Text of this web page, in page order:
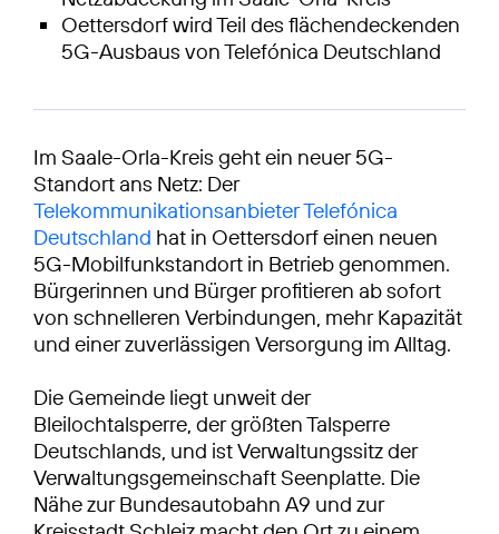
Oettersdorf wird Teil des flächendeckenden
5G-Ausbaus von Telefónica Deutschland
Im Saale-Orla-Kreis geht ein neuer 5G-
Standort ans Netz: Der
Telekommunikationsanbieter Telefónica
Deutschland hat in Oettersdorf einen neuen
5G-Mobilfunkstandort in Betrieb genommen.
Bürgerinnen und Bürger profitieren ab sofort
von schnelleren Verbindungen, mehr Kapazität
und einer zuverlässigen Versorgung im Alltag.
Die Gemeinde liegt unweit der
Bleilochtalsperre, der größten Talsperre
Deutschlands, und ist Verwaltungssitz der
Verwaltungsgemeinschaft Seenplatte. Die
Nähe zur Bundesautobahn A9 und zur